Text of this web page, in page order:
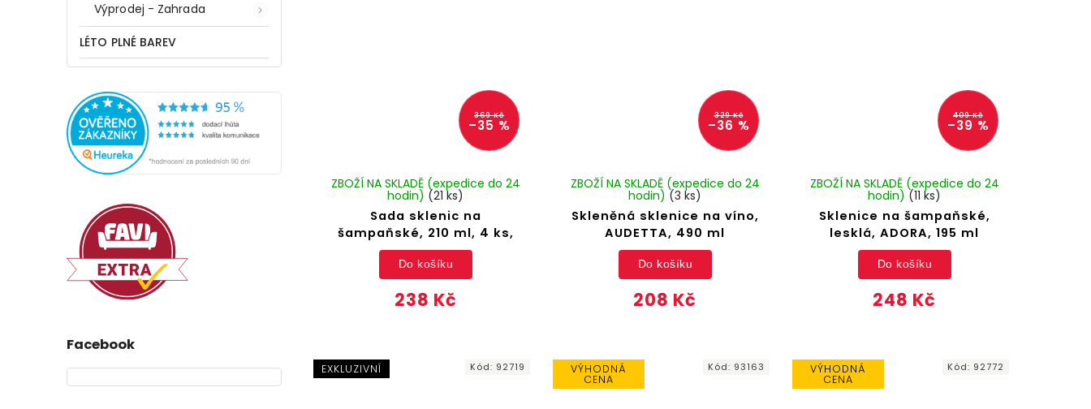
Výprodej - Zahrada
LÉTO PLNÉ BAREV
Facebook
369 Kč
–35 %
Sada sklenic na
šampaňské, 210 ml, 4 ks,
ZBOŽÍ NA SKLADĚ (expedice do 24
hodin) (21 ks)
238 Kč
Do košíku
329 Kč
–36 %
Skleněná sklenice na víno,
AUDETTA, 490 ml
ZBOŽÍ NA SKLADĚ (expedice do 24
hodin) (3 ks)
208 Kč
Do košíku
409 Kč
–39 %
Sklenice na šampaňské,
lesklá, ADORA, 195 ml
ZBOŽÍ NA SKLADĚ (expedice do 24
hodin) (11 ks)
248 Kč
Do košíku
EXKLUZIVNÍ Kód: 92719 VÝHODNÁ
CENA
Kód: 93163 VÝHODNÁ
CENA
Kód: 92772